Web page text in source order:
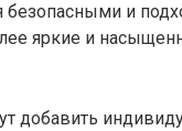
и
яркие и
добавить